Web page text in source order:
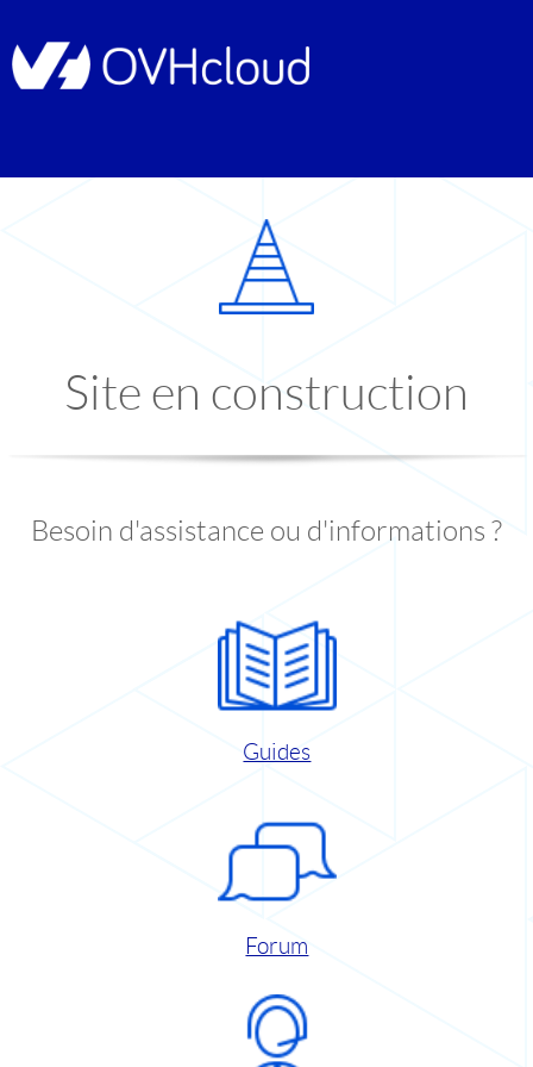
Site en construction
Besoin d'assistance ou d'informations ?
Guides
Forum